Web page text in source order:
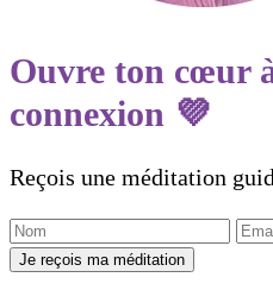
Ouvre ton cœur
connexion 💜
Reçois une méditation
Je reçois ma méditation